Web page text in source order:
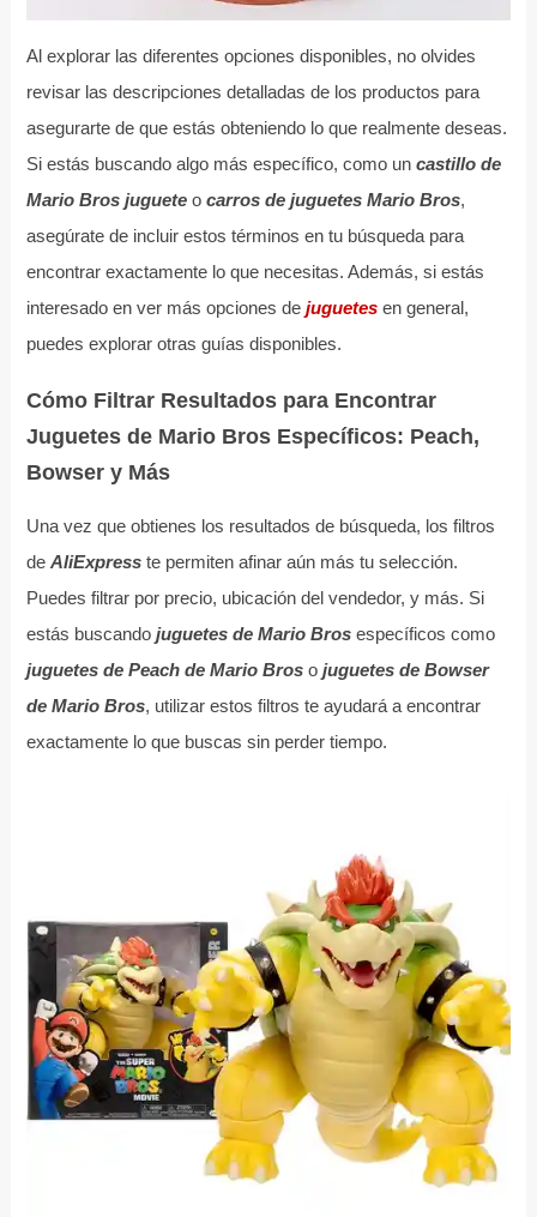
Al explorar las diferentes opciones disponibles, no olvides
revisar las descripciones detalladas de los productos para
asegurarte de que estás obteniendo lo que realmente deseas.
Si estás buscando algo más específico, como un castillo de
Mario Bros jugueteo carros de juguetes Mario Bros,
asegúrate de incluir estos términos en tu búsqueda para
encontrar exactamente lo que necesitas. Además, si estás
interesado en ver más opciones de juguetesen general,
puedes explorar otras guías disponibles.
Cómo Filtrar Resultados para Encontrar
Juguetes de Mario Bros Específicos: Peach,
Bowser y Más
Una vez que obtienes los resultados de búsqueda, los filtros
de AliExpresste permiten afinar aún más tu selección.
Puedes filtrar por precio, ubicación del vendedor, y más. Si
estás buscando juguetes de Mario Brosespecíficos como
juguetes de Peach de Mario Broso juguetes de Bowser
de Mario Bros, utilizar estos filtros te ayudará a encontrar
exactamente lo que buscas sin perder tiempo.